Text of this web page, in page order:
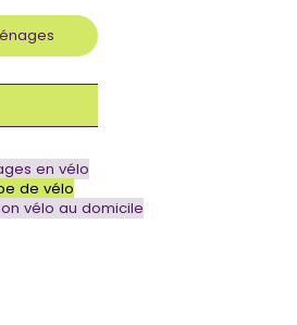
en vélo
de vélo
vélo au domicile